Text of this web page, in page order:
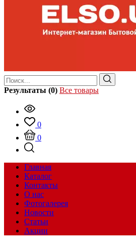
Результаты (0) Все товары
0
0
Главная
Каталог
Контакты
О нас
Фотогалерея
Новости
Статьи
Акции